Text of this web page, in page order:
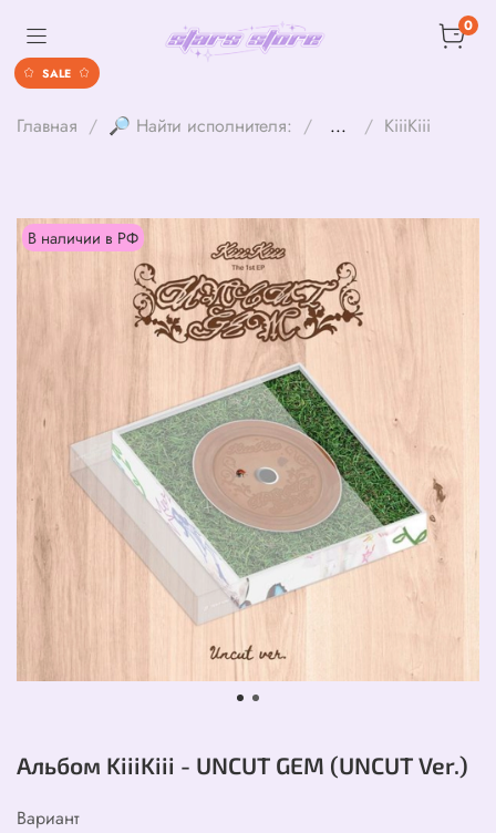
0
Главная 🔎 Найти исполнителя: ... KiiiKiii
В наличии в РФ
Альбом KiiiKiii - UNCUT GEM (UNCUT Ver.)
Вариант